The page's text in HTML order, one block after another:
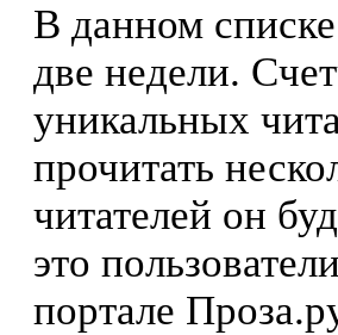
В данном
две недели.
уникальных
прочитать
читателей он
это
портале